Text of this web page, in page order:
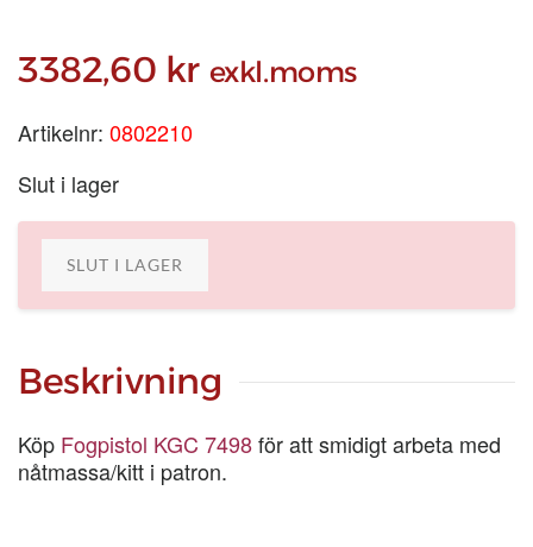
3382,60 kr exkl.moms
Artikelnr: 0802210
Slut i lager
SLUT I LAGER
Beskrivning
Köp Fogpistol KGC 7498för att smidigt arbeta med
nåtmassa/kitt i patron.